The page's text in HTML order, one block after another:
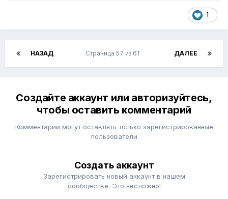
1
НАЗАД ДАЛЕЕ
Страница 57 из 61
Создайте аккаунт или авторизуйтесь,
чтобы оставить комментарий
Комментарии могут оставлять только зарегистрированные
пользователи
Создать аккаунт
Зарегистрировать новый аккаунт в нашем
сообществе. Это несложно!